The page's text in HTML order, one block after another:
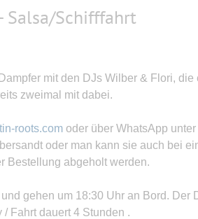
Salsa/Schifffahrt
mit den DJs Wilber & Flori, die
zweimal mit dabei.
roots.com oder über WhatsApp
oder man kann sie auch bei
Bestellung abgeholt werden.
gehen um 18:30 Uhr an Bord. Der
Fahrt dauert 4 Stunden .